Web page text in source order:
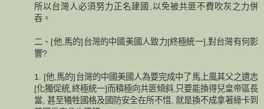
所以台灣人必須努力正名建國,以免被共匪不費吹灰之力併
吞。
二、[他,馬的]台灣的中國美國人致力[終極統一],對台灣有何影
響?
1. [他,馬的]台灣的中國美國人為要完成中了馬上風其父之遺志
[化獨促統,終極統一]而積極向共匪傾斜,只要能換得兒皇帝區長
當, 甚至犧牲國格及國防安全在所不惜, 就是換不成拿著綠卡到